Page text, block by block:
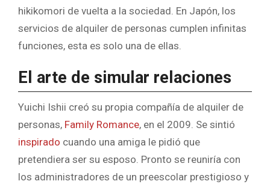
hikikomori de vuelta a la sociedad. En Japón, los
servicios de alquiler de personas cumplen infinitas
funciones, esta es solo una de ellas.
El arte de simular relaciones
Yuichi Ishii creó su propia compañía de alquiler de
personas, Family Romance, en el 2009. Se sintió
inspirado cuando una amiga le pidió que
pretendiera ser su esposo. Pronto se reuniría con
los administradores de un preescolar prestigioso y